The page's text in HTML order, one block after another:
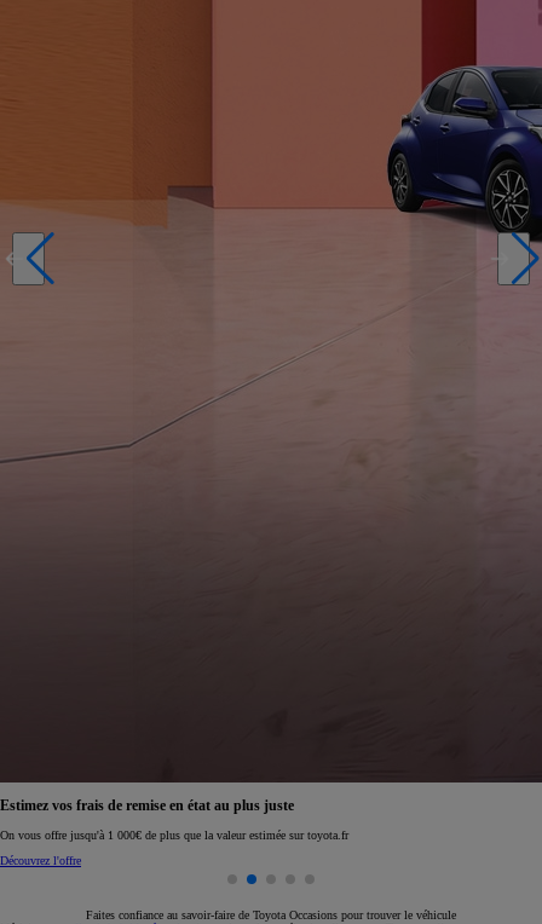
Réservez en ligne votre occasion pour 1€ seulement
Réservez en ligne
Faites confiance au savoir-faire de Toyota Occasions pour trouver le véhicule